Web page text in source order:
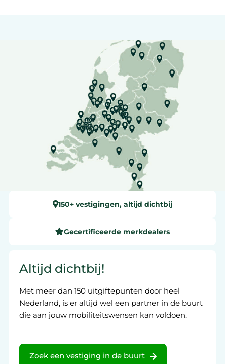
150+ vestigingen, altijd dichtbij
Gecertificeerde merkdealers
Altijd dichtbij!
Met meer dan 150 uitgiftepunten door heel
Nederland, is er altijd wel een partner in de buurt
die aan jouw mobiliteitswensen kan voldoen.
Zoek een vestiging in de buurt